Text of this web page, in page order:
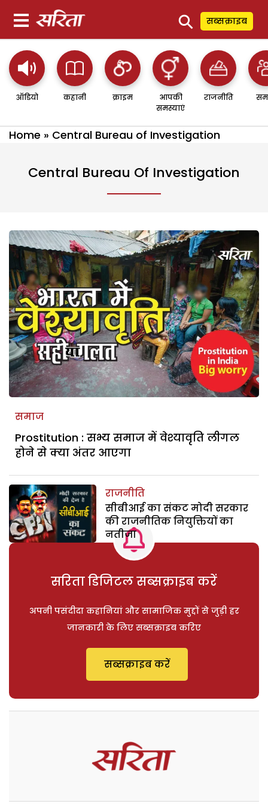
⚲ सब्सक्राइब
ऑडियो कहानी क्राइम
आपकी
समस्याएं
राजनीति
Home » Central Bureau of Investigation
Central Bureau Of Investigation
समाज
Prostitution : सभ्य समाज में वेश्यावृति लीगल
होने से क्या अंतर आएगा
राजनीति
सीबीआई का संकट मोदी सरकार
की राजनीतिक नियुक्तियों का
नतीजा
सरिता डिजिटल सब्सक्राइब करें
अपनी पसंदीदा कहानियां और सामाजिक मुद्दों से जुड़ी हर
जानकारी के लिए सब्सक्राइब करिए
सब्सक्राइब करें